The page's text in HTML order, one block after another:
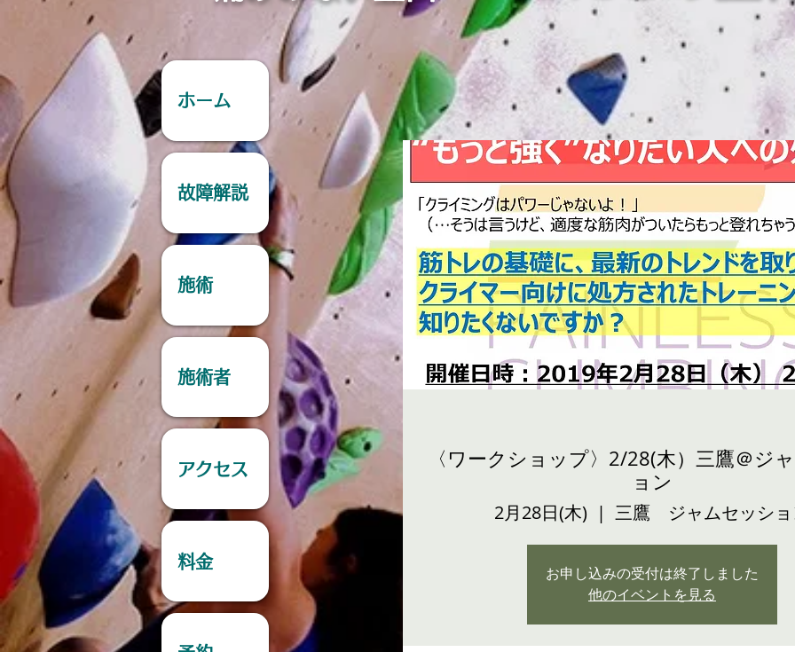
〈ワークショップ〉2/28(木）三鷹＠ジ
ョン
2月28日(木)
  |
三鷹 ジャムセッシ
お申し込みの受付は終了しました
他のイベントを見る
ホーム
故障解説
施術
施術者
アクセス
料金